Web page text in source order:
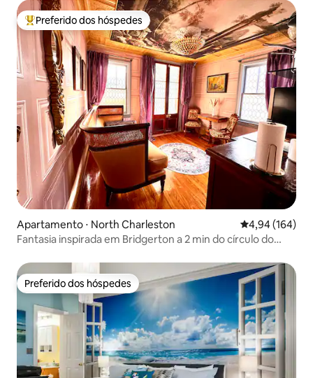
Entre os melhores preferidos dos hóspedes
Preferido dos hóspedes
Apartamento ⋅ North Charleston 4,94 de uma
4,94 (164)
Fantasia inspirada em Bridgerton a 2 min do círculo do
Preferido dos hóspedes
Preferido dos hóspedes